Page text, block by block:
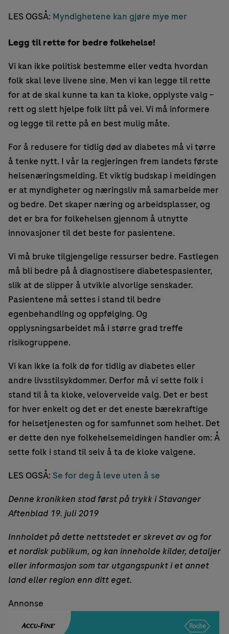
LES OGSÅ: Myndighetene kan gjøre mye mer
Legg til rette for bedre folkehelse!
Vi kan ikke politisk bestemme eller vedta hvordan
folk skal leve livene sine. Men vi kan legge til rette
for at de skal kunne ta kan ta kloke, opplyste valg –
rett og slett hjelpe folk litt på vei. Vi må informere
og legge til rette på en best mulig måte.
For å redusere for tidlig død av diabetes må vi tørre
å tenke nytt. I vår la regjeringen frem landets første
helsenæringsmelding. Et viktig budskap i meldingen
er at myndigheter og næringsliv må samarbeide mer
og bedre. Det skaper næring og arbeidsplasser, og
det er bra for folkehelsen gjennom å utnytte
innovasjoner til det beste for pasientene.
Vi må bruke tilgjengelige ressurser bedre. Fastlegen
må bli bedre på å diagnostisere diabetespasienter,
slik at de slipper å utvikle alvorlige senskader.
Pasientene må settes i stand til bedre
egenbehandling og oppfølging. Og
opplysningsarbeidet må i større grad treffe
risikogruppene.
Vi kan ikke la folk dø for tidlig av diabetes eller
andre livsstilsykdommer. Derfor må vi sette folk i
stand til å ta kloke, veloverveide valg. Det er best
for hver enkelt og det er det eneste bærekraftige
for helsetjenesten og for samfunnet som helhet. Det
er dette den nye folkehelsemeldingen handler om: Å
sette folk i stand til selv å ta de kloke valgene.
LES OGSÅ: Se for deg å leve uten å se
Denne kronikken stod først på trykk i Stavanger
Aftenblad 19. juli 2019
Innholdet på dette nettstedet er skrevet av og for
et nordisk publikum, og kan inneholde kilder, detaljer
eller informasjon som tar utgangspunkt i et annet
land eller region enn ditt eget.
Annonse